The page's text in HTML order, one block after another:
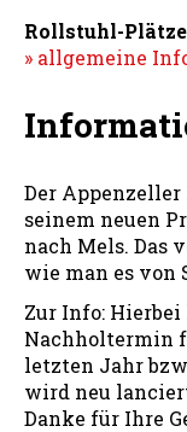
Rollstuhl-Plätze
» allgemeine
Der
seinem neuen
nach Mels. Das
wie man es von
Zur Info:
Nachholtermin
letzten Jahr
wird neu
Danke für Ihre